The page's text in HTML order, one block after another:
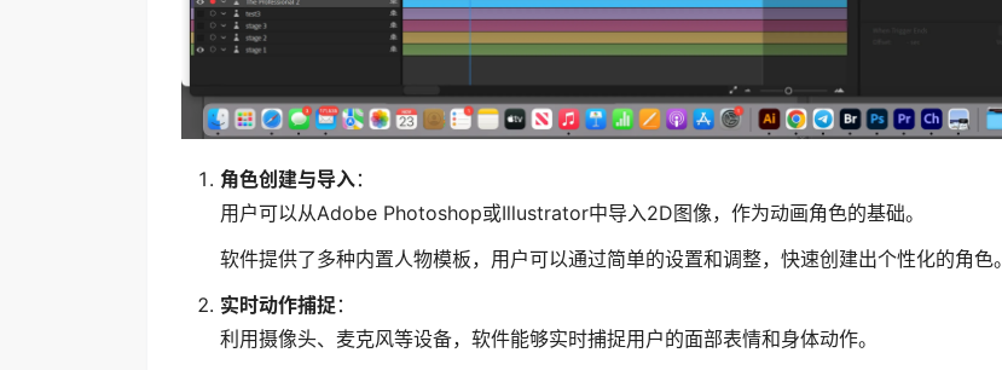
角色创建与导入：
用户可以从Adobe Photoshop或Illustrator中导入2D图像，作为动画角色的基础。
软件提供了多种内置人物模板，用户可以通过简单的设置和调整，快速创建出个性化的角色。
实时动作捕捉 ：
利用摄像头、麦克风等设备，软件能够实时捕捉用户的面部表情和身体动作。